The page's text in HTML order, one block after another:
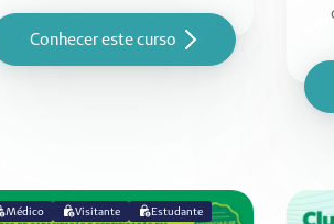
Conhecer este curso
Médico Visitante Estudante